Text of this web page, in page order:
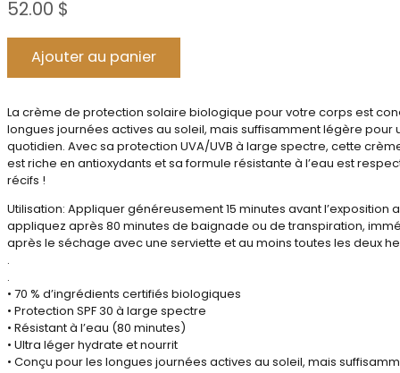
52.00 $
Ajouter au panier
Alternative:
La crème de protection solaire biologique pour votre corps est
longues journées actives au soleil, mais suffisamment légère pour
quotidien. Avec sa protection UVA/UVB à large spectre, cette
est riche en antioxydants et sa formule résistante à l’eau est
récifs !
Utilisation: Appliquer généreusement 15 minutes avant l’exposition
appliquez après 80 minutes de baignade ou de transpiration,
après le séchage avec une serviette et au moins toutes les deux
.
.
• 70 % d’ingrédients certifiés biologiques
• Protection SPF 30 à large spectre
• Résistant à l’eau (80 minutes)
• Ultra léger hydrate et nourrit
• Conçu pour les longues journées actives au soleil, mais